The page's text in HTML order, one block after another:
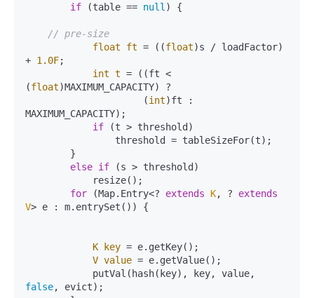
if (table == null ) {
// pre-size
float
ft = ((float)s / loadFactor)
+ 1.0F;
int t = ((ft <
(float)MAXIMUM_CAPACITY) ?
                     (
int)ft :
MAXIMUM_CAPACITY);
if (t > threshold)
else if (s > threshold)
for (Map.Entry<? extends K, ? extends
V> e : m.entrySet()) {
K key = e.getKey();
V value = e.getValue();
false, evict);